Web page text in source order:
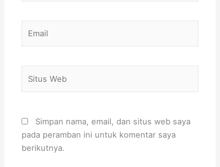
Web
Simpan nama, email, dan situs web saya
pada peramban ini untuk komentar saya
berikutnya.